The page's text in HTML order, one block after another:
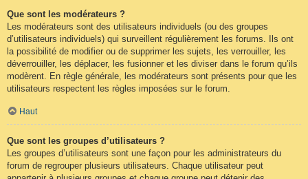
Que sont les modérateurs ?
Les modérateurs sont des utilisateurs individuels (ou des groupes
d’utilisateurs individuels) qui surveillent régulièrement les forums. Ils ont
la possibilité de modifier ou de supprimer les sujets, les verrouiller, les
déverrouiller, les déplacer, les fusionner et les diviser dans le forum qu’ils
modèrent. En règle générale, les modérateurs sont présents pour que les
utilisateurs respectent les règles imposées sur le forum.
Haut
Que sont les groupes d’utilisateurs ?
Les groupes d’utilisateurs sont une façon pour les administrateurs du
forum de regrouper plusieurs utilisateurs. Chaque utilisateur peut